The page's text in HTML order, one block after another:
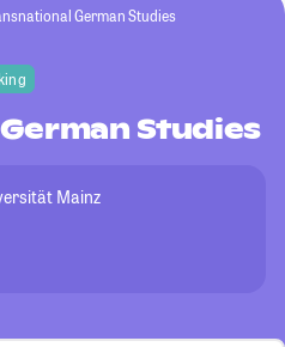
German Studies
Studies
Mainz